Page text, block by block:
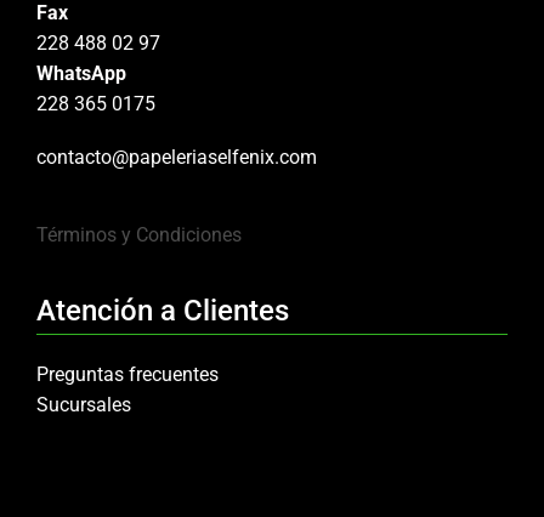
Fax
228 488 02 97
WhatsApp
228 365 0175
contacto@papeleriaselfenix.com
Términos y Condiciones
Atención a Clientes
Preguntas frecuentes
Sucursales